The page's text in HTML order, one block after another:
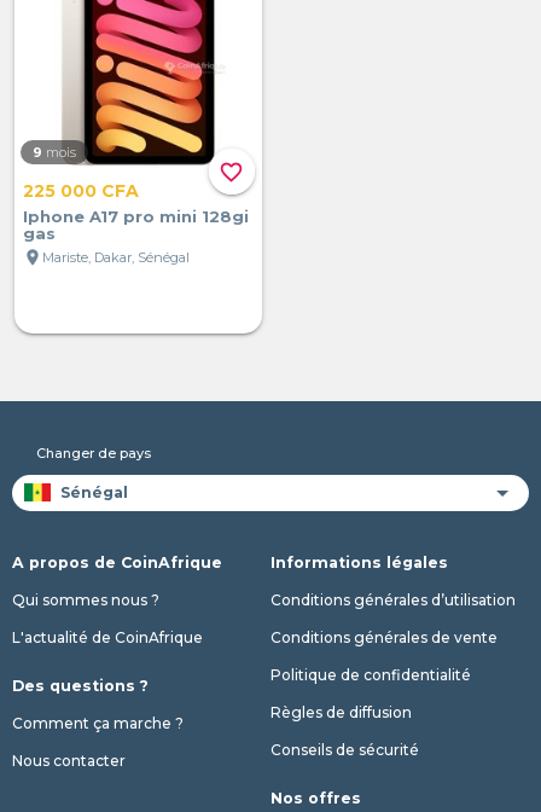
favorite_border
9 mois
225 000 CFA
Iphone A17 pro mini 128gi
gas
location_on Mariste, Dakar, Sénégal
Changer de pays
A propos de CoinAfrique
Qui sommes nous ?
L'actualité de CoinAfrique
Des questions ?
Comment ça marche ?
Nous contacter
Informations légales
Conditions générales d’utilisation
Conditions générales de vente
Politique de confidentialité
Règles de diffusion
Conseils de sécurité
Nos offres